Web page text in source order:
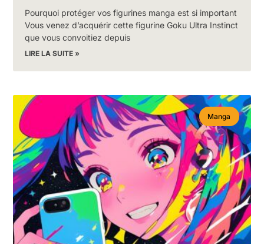
Pourquoi protéger vos figurines manga est si important
Vous venez d’acquérir cette figurine Goku Ultra Instinct
que vous convoitiez depuis
LIRE LA SUITE »
Manga